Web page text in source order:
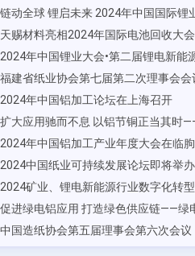
2024年中国铝加工论坛在上海召开
2024年中国铝加工产业年度大会在临
2024中国纸业可持续发展论坛即将举办